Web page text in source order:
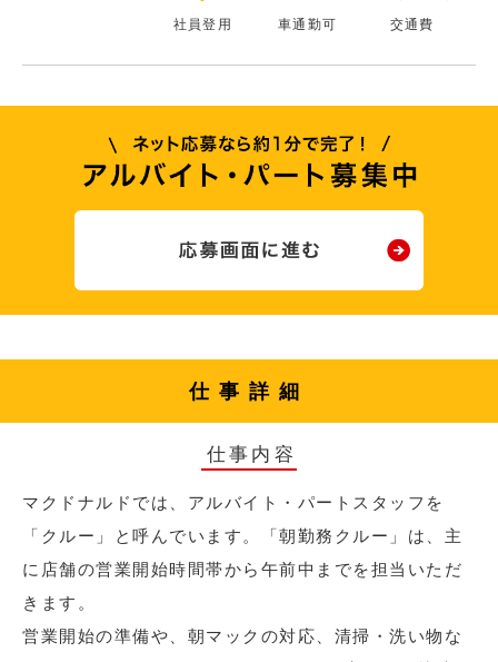
社員登用 車通勤可 交通費
仕事詳細
仕事内容
マクドナルドでは、アルバイト・パートスタッフを
「クルー」と呼んでいます。「朝勤務クルー」は、主
に店舗の営業開始時間帯から午前中までを担当いただ
きます。
営業開始の準備や、朝マックの対応、清掃・洗い物な